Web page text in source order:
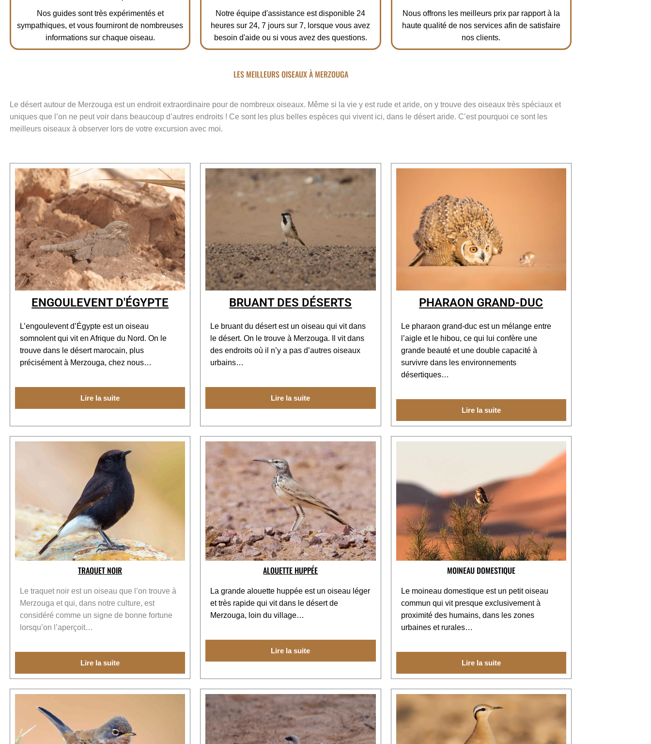
Nos guides sont très expérimentés et
sympathiques, et vous fourniront de nombreuses
informations sur chaque oiseau.
Notre équipe d'assistance est disponible 24
heures sur 24, 7 jours sur 7, lorsque vous avez
besoin d'aide ou si vous avez des questions.
Nous offrons les meilleurs prix par rapport à la
haute qualité de nos services afin de satisfaire
nos clients.
LES MEILLEURS OISEAUX À MERZOUGA
Le désert autour de Merzouga est un endroit extraordinaire pour de nombreux oiseaux. Même si la vie y est rude et aride, on y trouve des oiseaux très spéciaux et
uniques que l’on ne peut voir dans beaucoup d’autres endroits ! Ce sont les plus belles espèces qui vivent ici, dans le désert aride. C’est pourquoi ce sont les
meilleurs oiseaux à observer lors de votre excursion avec moi.
ENGOULEVENT D'ÉGYPTE
L’engoulevent d’Égypte est un oiseau
somnolent qui vit en Afrique du Nord. On le
trouve dans le désert marocain, plus
précisément à Merzouga, chez nous…
Lire la suite
BRUANT DES DÉSERTS
Le bruant du désert est un oiseau qui vit dans
le désert. On le trouve à Merzouga. Il vit dans
des endroits où il n’y a pas d’autres oiseaux
urbains…
Lire la suite
PHARAON GRAND-DUC
Le pharaon grand-duc est un mélange entre
l’aigle et le hibou, ce qui lui confère une
grande beauté et une double capacité à
survivre dans les environnements
désertiques…
Lire la suite
TRAQUET NOIR
Le traquet noir est un oiseau que l’on trouve à
Merzouga et qui, dans notre culture, est
considéré comme un signe de bonne fortune
lorsqu’on l’aperçoit…
Lire la suite
ALOUETTE HUPPÉE
La grande alouette huppée est un oiseau léger
et très rapide qui vit dans le désert de
Merzouga, loin du village…
Lire la suite
MOINEAU DOMESTIQUE
Le moineau domestique est un petit oiseau
commun qui vit presque exclusivement à
proximité des humains, dans les zones
urbaines et rurales…
Lire la suite